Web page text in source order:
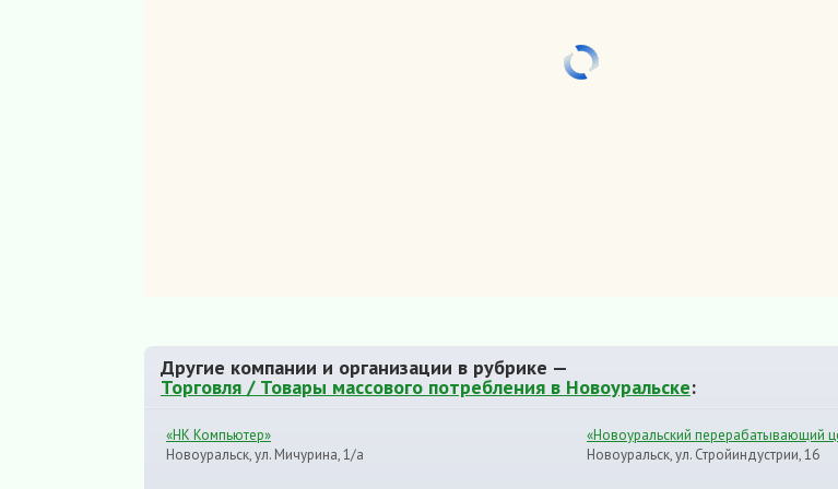
Другие компании и организации в рубрике —
Торговля / Товары массового потребления в Новоуральске:
«НК Компьютер»
Новоуральск, ул. Мичурина, 1/а
«Новоуральский перерабатывающий
Новоуральск, ул. Стройиндустрии, 16